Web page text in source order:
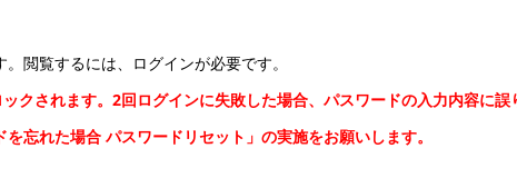
閲覧するには、ログインが必要です。
クされます。2回ログインに失敗した場合、パスワードの入力内容に誤
を忘れた場合 パスワードリセット 」の実施をお願いします。